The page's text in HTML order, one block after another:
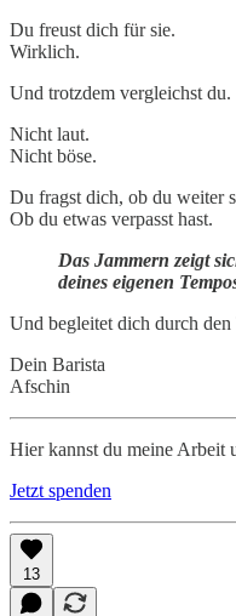
Du freust dich für sie.
Wirklich.
Und trotzdem vergleichst du.
Nicht laut.
Nicht böse.
Du fragst dich, ob du weiter
Ob du etwas verpasst hast.
Das Jammern zeigt
deines eigenen
Und begleitet dich durch
Dein Barista
Afschin
Hier kannst du meine Arbeit
Jetzt spenden
13